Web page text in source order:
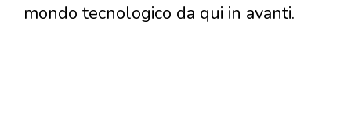
mondo tecnologico da qui in avanti.